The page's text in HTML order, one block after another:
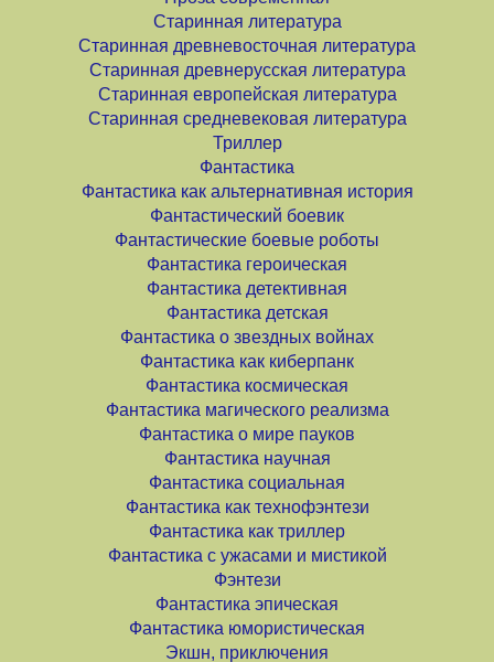
Старинная литература
Старинная древневосточная литература
Старинная древнерусская литература
Старинная европейская литература
Старинная средневековая литература
Триллер
Фантастика
Фантастика как альтернативная история
Фантастический боевик
Фантастические боевые роботы
Фантастика героическая
Фантастика детективная
Фантастика детская
Фантастика о звездных войнах
Фантастика как киберпанк
Фантастика космическая
Фантастика магического реализма
Фантастика о мире пауков
Фантастика научная
Фантастика социальная
Фантастика как технофэнтези
Фантастика как триллер
Фантастика с ужасами и мистикой
Фэнтези
Фантастика эпическая
Фантастика юмористическая
Экшн, приключения